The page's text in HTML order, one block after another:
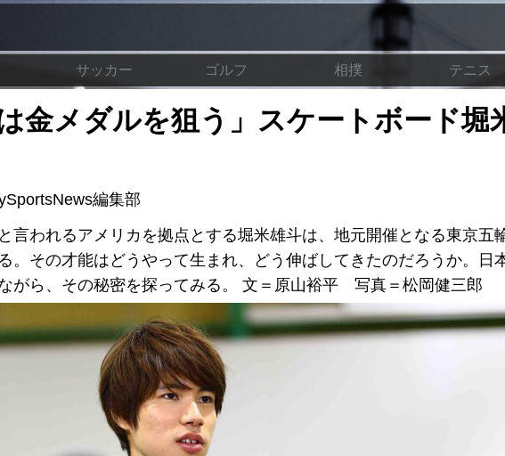
サッカー ゴルフ 相撲 テニス
金メダルを狙う」スケートボード堀
編集部
言われるアメリカを拠点とする堀米雄斗は、地元開催となる東京五
。その才能はどうやって生まれ、どう伸ばしてきたのだろうか。日
がら、その秘密を探ってみる。 文＝原山裕平 写真＝松岡健三郎